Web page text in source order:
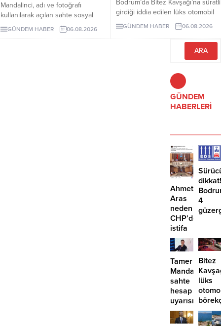
Mandalinci, adı ve fotoğrafı
kullanılarak açılan sahte sosyal
medya hesaplarına karşı uyarıda
bulundu. Mandalinci, tek resmî
GÜNDEM HABER 06.08.2026
Bodrum’da Bitez Kavşağı’na süratli
girdiği iddia edilen lüks otomobil
börekçiye girdi. Kazada sürücü ve
GÜNDEM HABER 06.08.2026
GÜNDEM
HABERLERİ
Ahmet
Aras
neden
CHP’den
istifa
etmiyor?
dikkat!
4
Tamer
sahte
hesap
uyarısı
Bitez
lüks
girdi:
2